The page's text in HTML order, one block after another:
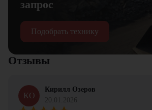
запрос
Подобрать технику
Отзывы
КО
Кирилл Озеров